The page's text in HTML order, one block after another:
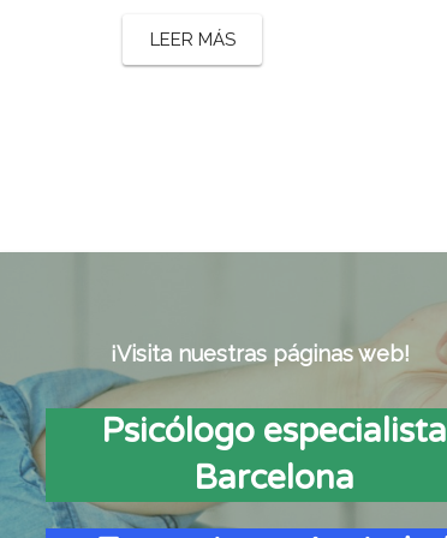
LEER MÁS
¡Visita nuestras páginas web!
Psicólogo especialista
Barcelona